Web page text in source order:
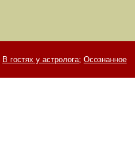
В гостях у астролога; Осознанное